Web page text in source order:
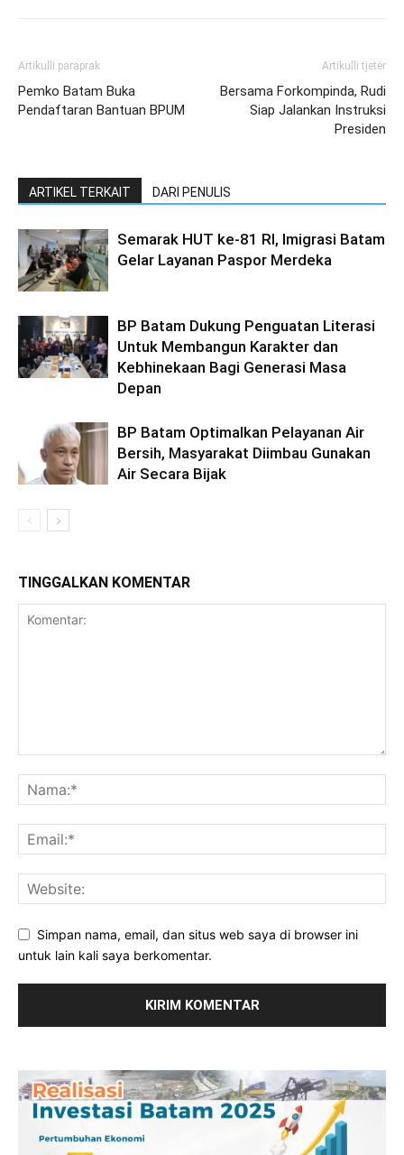
Artikulli paraprak
Pemko Batam Buka
Pendaftaran Bantuan BPUM
Artikulli tjetër
Bersama Forkompinda, Rudi
Siap Jalankan Instruksi
Presiden
ARTIKEL TERKAIT DARI PENULIS
Semarak HUT ke-81 RI, Imigrasi Batam
Gelar Layanan Paspor Merdeka
BP Batam Dukung Penguatan Literasi
Untuk Membangun Karakter dan
Kebhinekaan Bagi Generasi Masa
Depan
BP Batam Optimalkan Pelayanan Air
Bersih, Masyarakat Diimbau Gunakan
Air Secara Bijak
TINGGALKAN KOMENTAR
Simpan nama, email, dan situs web saya di browser ini
untuk lain kali saya berkomentar.